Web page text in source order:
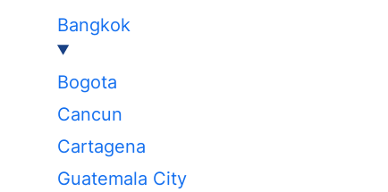
Bangkok
Bogota
Cancun
Cartagena
Guatemala City